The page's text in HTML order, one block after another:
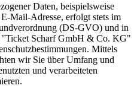
Daten, beispielsweise
Mail-Adresse, erfolgt stets im
(DS-GVO) und in
Scharf GmbH & Co. KG"
Mittels
wir Sie über Umfang und
und verarbeiteten